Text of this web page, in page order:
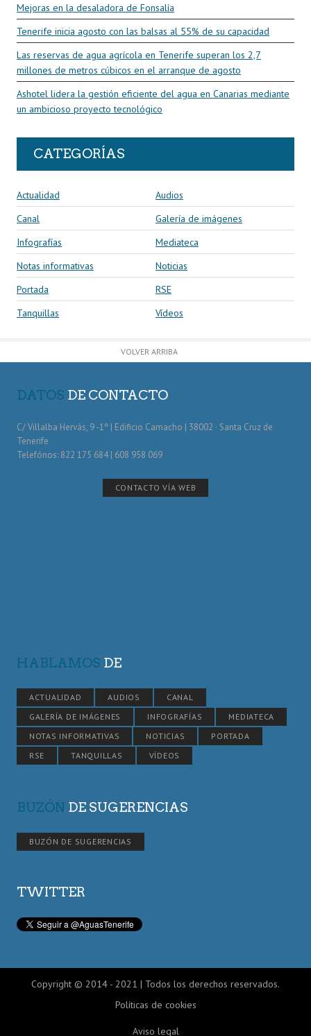
Mejoras en la desaladora de Fonsalía
Tenerife inicia agosto con las balsas al 55% de su capacidad
Las reservas de agua agrícola en Tenerife superan los 2,7
millones de metros cúbicos en el arranque de agosto
Ashotel lidera la gestión eficiente del agua en Canarias mediante
un ambicioso proyecto tecnológico
CATEGORÍAS
Actualidad
Audios
Canal
Galería de imágenes
Infografías
Mediateca
Notas informativas
Noticias
Portada
RSE
Tanquillas
Vídeos
VOLVER ARRIBA
DATOS DE CONTACTO
C/ Villalba Hervás, 9 -1º | Edificio Camacho | 38002 · Santa Cruz de
Tenerife
Telefónos: 822 175 684 | 608 958 069
CONTACTO VÍA WEB
HABLAMOS DE
ACTUALIDAD AUDIOS
CANAL
GALERÍA DE IMÁGENES
INFOGRAFÍAS
MEDIATECA
NOTAS INFORMATIVAS
NOTICIAS
PORTADA
RSE
TANQUILLAS VÍDEOS
BUZÓN DE SUGERENCIAS
BUZÓN DE SUGERENCIAS
TWITTER
Copyright © 2014 - 2021 | Todos los derechos reservados.
Políticas de cookies
Aviso legal